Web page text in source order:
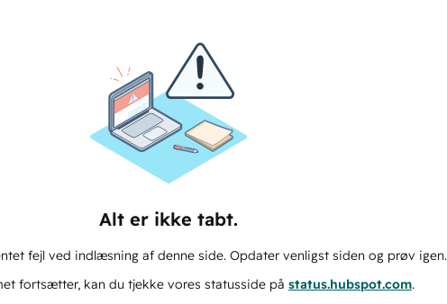
Alt er ikke tabt.
fejl ved indlæsning af denne side. Opdater venligst siden og prøv igen.
fortsætter, kan du tjekke vores statusside på status.hubspot.com.